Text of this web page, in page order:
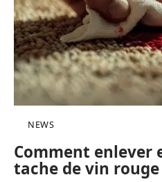
NEWS
Comment enlever
tache de vin rouge